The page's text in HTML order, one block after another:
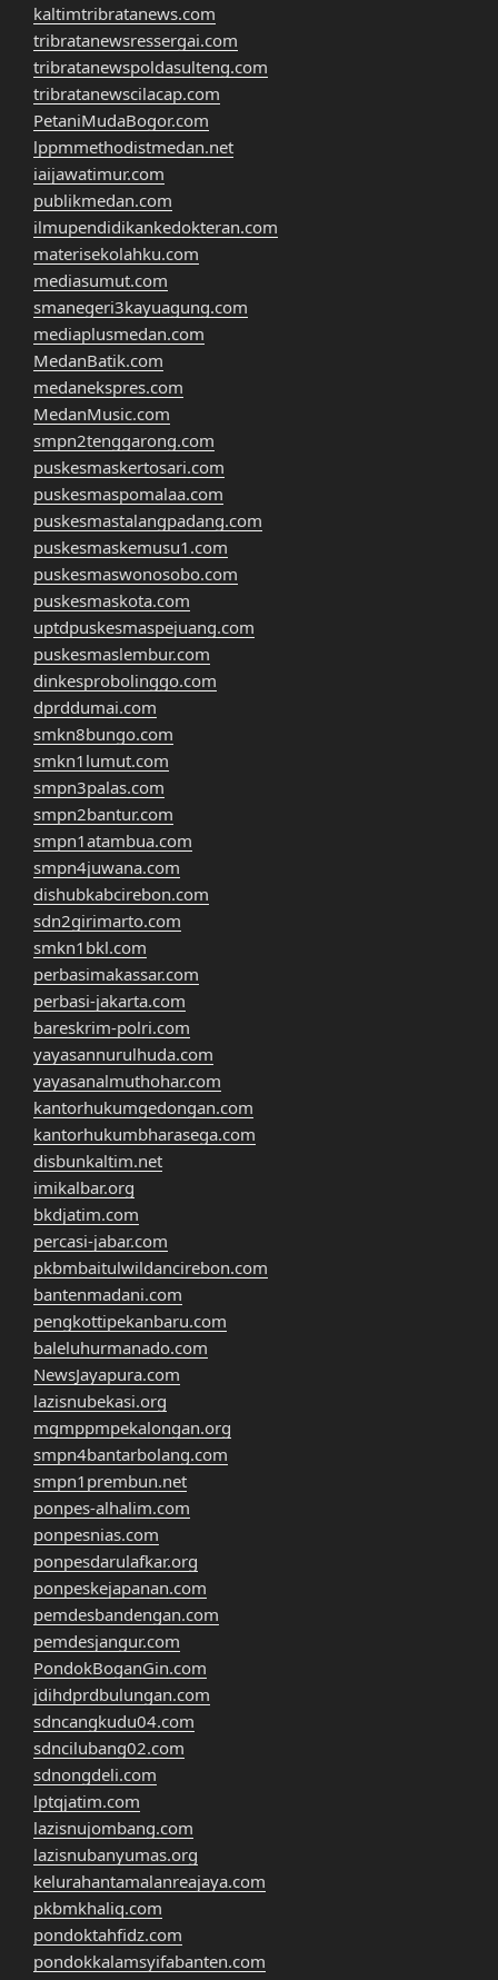
kaltimtribratanews.com
tribratanewsressergai.com
tribratanewspoldasulteng.com
tribratanewscilacap.com
PetaniMudaBogor.com
lppmmethodistmedan.net
iaijawatimur.com
publikmedan.com
ilmupendidikankedokteran.com
materisekolahku.com
mediasumut.com
smanegeri3kayuagung.com
mediaplusmedan.com
MedanBatik.com
medanekspres.com
MedanMusic.com
smpn2tenggarong.com
puskesmaskertosari.com
puskesmaspomalaa.com
puskesmastalangpadang.com
puskesmaskemusu1.com
puskesmaswonosobo.com
puskesmaskota.com
uptdpuskesmaspejuang.com
puskesmaslembur.com
dinkesprobolinggo.com
dprddumai.com
smkn8bungo.com
smkn1lumut.com
smpn3palas.com
smpn2bantur.com
smpn1atambua.com
smpn4juwana.com
dishubkabcirebon.com
sdn2girimarto.com
smkn1bkl.com
perbasimakassar.com
perbasi-jakarta.com
bareskrim-polri.com
yayasannurulhuda.com
yayasanalmuthohar.com
kantorhukumgedongan.com
kantorhukumbharasega.com
disbunkaltim.net
imikalbar.org
bkdjatim.com
percasi-jabar.com
pkbmbaitulwildancirebon.com
bantenmadani.com
pengkottipekanbaru.com
baleluhurmanado.com
NewsJayapura.com
lazisnubekasi.org
mgmppmpekalongan.org
smpn4bantarbolang.com
smpn1prembun.net
ponpes-alhalim.com
ponpesnias.com
ponpesdarulafkar.org
ponpeskejapanan.com
pemdesbandengan.com
pemdesjangur.com
PondokBoganGin.com
jdihdprdbulungan.com
sdncangkudu04.com
sdncilubang02.com
sdnongdeli.com
lptqjatim.com
lazisnujombang.com
lazisnubanyumas.org
kelurahantamalanreajaya.com
pkbmkhaliq.com
pondoktahfidz.com
pondokkalamsyifabanten.com